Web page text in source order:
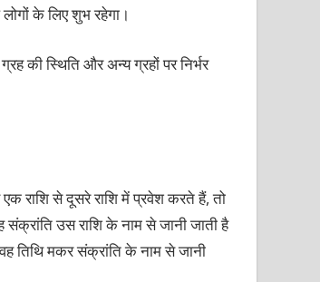
के लिए शुभ रहेगा।
की स्थिति और अन्य ग्रहों पर निर्भर
एक राशि से दूसरे राशि में प्रवेश करते हैं, तो
संक्रांति उस राशि के नाम से जानी जाती है
तिथि मकर संक्रांति के नाम से जानी